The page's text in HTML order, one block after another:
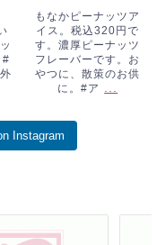
散策のお供に。#
ア ...
もなかピーナッツア
イス。税込320円で
す。濃厚ピーナッツ
フレーバーです。お
やつに、散策のお供
に。#ア ...
Instagram